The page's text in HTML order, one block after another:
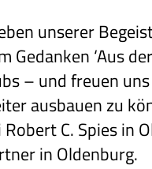
unserer
Gedanken ‘Aus
– und freuen
ausbauen zu
Robert C. Spies in
in Oldenburg.